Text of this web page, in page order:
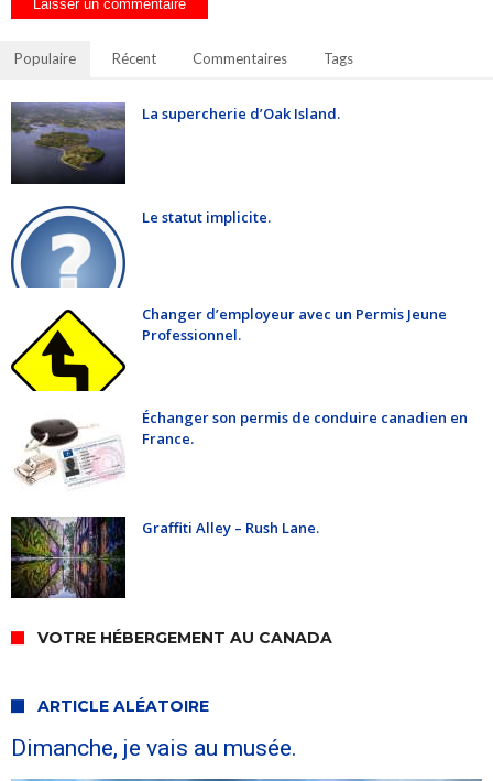
Populaire Récent Commentaires Tags
La supercherie d’Oak Island.
Le statut implicite.
Changer d’employeur avec un Permis Jeune
Professionnel.
Échanger son permis de conduire canadien en
France.
Graffiti Alley – Rush Lane.
VOTRE HÉBERGEMENT AU CANADA
ARTICLE ALÉATOIRE
Dimanche, je vais au musée.